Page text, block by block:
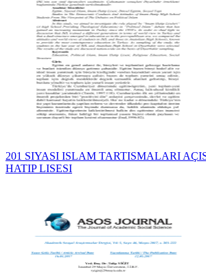
201 SIYASI ISLAM TARTISMALARI
HATIP LISESI